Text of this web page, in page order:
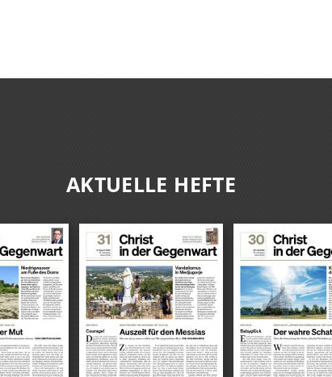
AKTUELLE HEFTE